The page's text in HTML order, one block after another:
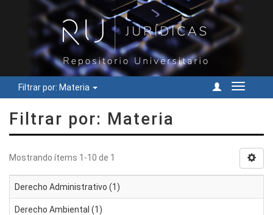
Filtrar por: Materia
Cambiar
Filtrar por: Materia
Mostrando ítems 1-10 de 1
Derecho Administrativo (1)
Derecho Ambiental (1)